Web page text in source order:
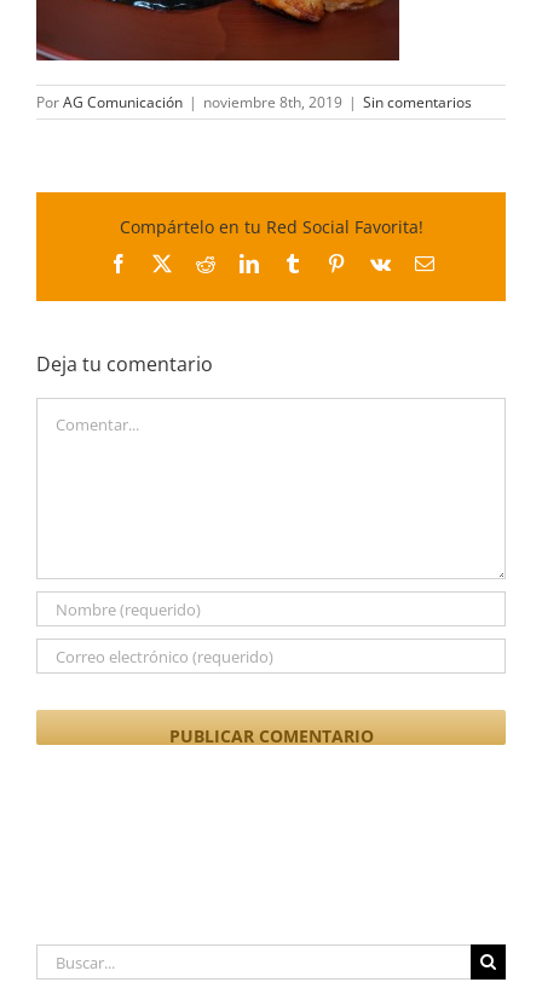
PorAG Comunicación | noviembre 8th, 2019 | Sin comentarios
Compártelo en tu Red Social Favorita!
Facebook
X RedditLinkedInTumblrPinterest
Vk
Correo
Deja tu comentario
Buscar: